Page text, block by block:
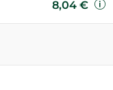
8,04 €